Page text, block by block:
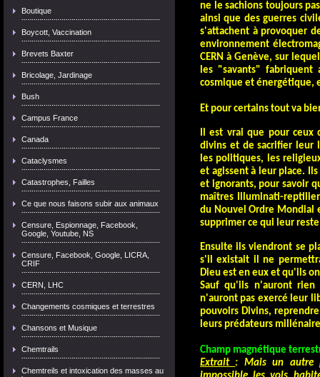
Boutique
Boycott, Vaccination
Brevets Baxter
Bricolage, Jardinage
Bush
Campus France
Canada
Cataclysmes
Catastrophes, Failles
Ce que nous faisons subir aux animaux
Censure, Espionnage, Facebook,
Google, Youtube, NS
Censure, Facebook, Google, LICRA,
CRIF
CERN, LHC
Changements cosmiques et terrestres
Chansons et Musique
Chemtrails
Chemtreils et intoxication des masses au
ne le sachions toujours
ainsi que des guerres
s'attachent à provoquer
environnement
CERN à Genève, sur
les "savants" fabriquent
cosmique et énergétique,
Et pour certains tout va
Il est vrai que pour ceux
divins et de sacrifier leur
les politiques, les
et agissent à leur place.
et ignorants, pour savoir
maîtres Illuminati-
du Nouvel Ordre Mondial
supprimer ce qui leur
Ensuite ils viendront se
s'il existait il ne
Dieu est en eux et qu'ils
Sauf qu'ils n'auront
n'auront pas exercé leur
pouvoirs Divins,
leurs prédateurs
Champ magnétique
Extrait: Mais un autre